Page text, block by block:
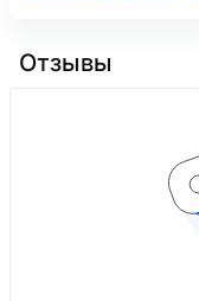
Отзывы